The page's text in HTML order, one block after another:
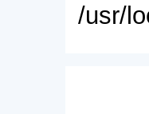
/usr/